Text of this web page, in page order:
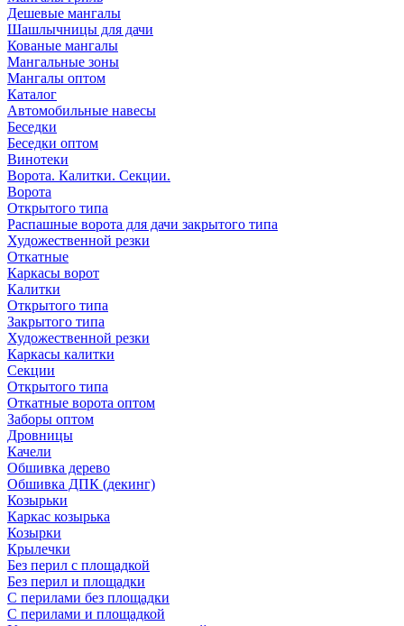
Дешевые мангалы
Шашлычницы для дачи
Кованые мангалы
Мангальные зоны
Мангалы оптом
Каталог
Автомобильные навесы
Беседки
Беседки оптом
Винотеки
Ворота. Калитки. Секции.
Ворота
Открытого типа
Распашные ворота для дачи закрытого типа
Художественной резки
Откатные
Каркасы ворот
Калитки
Открытого типа
Закрытого типа
Художественной резки
Каркасы калитки
Секции
Открытого типа
Откатные ворота оптом
Заборы оптом
Дровницы
Качели
Обшивка дерево
Обшивка ДПК (декинг)
Козырьки
Каркас козырька
Козырки
Крылечки
Без перил с площадкой
Без перил и площадки
С перилами без площадки
С перилами и площадкой